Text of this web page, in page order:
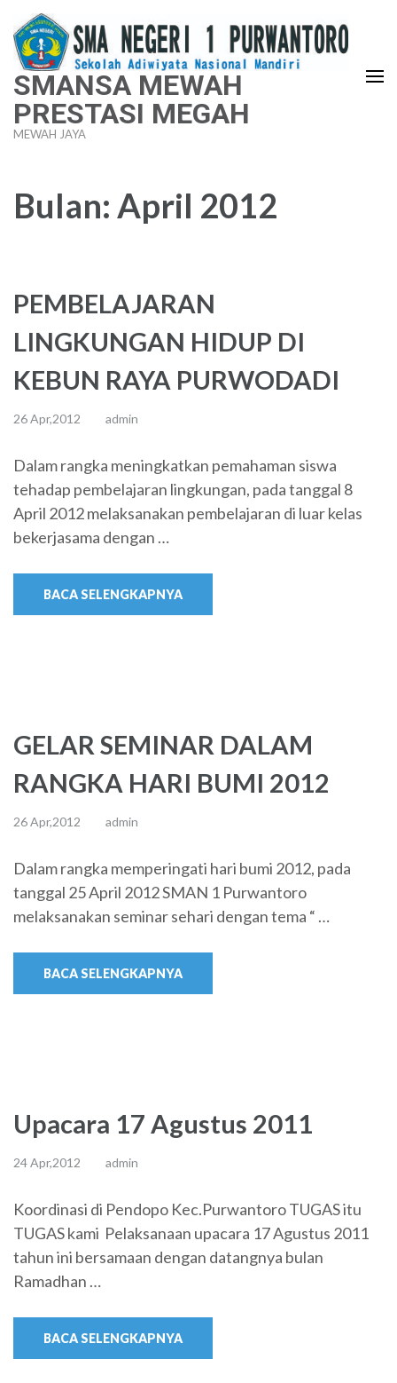
Lompat
ke
konten
(Tekan
Enter)
SMANSA MEWAH
PRESTASI MEGAH
MEWAH JAYA
Bulan: April 2012
PEMBELAJARAN
LINGKUNGAN HIDUP DI
KEBUN RAYA PURWODADI
26 Apr,2012 admin
Dalam rangka meningkatkan pemahaman siswa
tehadap pembelajaran lingkungan, pada tanggal 8
April 2012 melaksanakan pembelajaran di luar kelas
bekerjasama dengan …
BACA SELENGKAPNYA
GELAR SEMINAR DALAM
RANGKA HARI BUMI 2012
26 Apr,2012 admin
Dalam rangka memperingati hari bumi 2012, pada
tanggal 25 April 2012 SMAN 1 Purwantoro
melaksanakan seminar sehari dengan tema “ …
BACA SELENGKAPNYA
Upacara 17 Agustus 2011
24 Apr,2012 admin
Koordinasi di Pendopo Kec.Purwantoro TUGAS itu
TUGAS kami Pelaksanaan upacara 17 Agustus 2011
tahun ini bersamaan dengan datangnya bulan
Ramadhan …
BACA SELENGKAPNYA